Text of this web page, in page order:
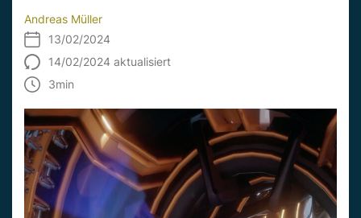
Andreas Müller
13/02/2024
14/02/2024 aktualisiert
3min